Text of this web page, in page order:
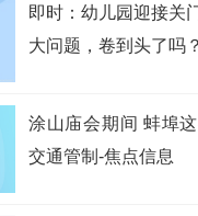
即时：幼儿园迎接关
大问题，卷到头了吗？
涂山庙会期间 蚌埠
交通管制-焦点信息